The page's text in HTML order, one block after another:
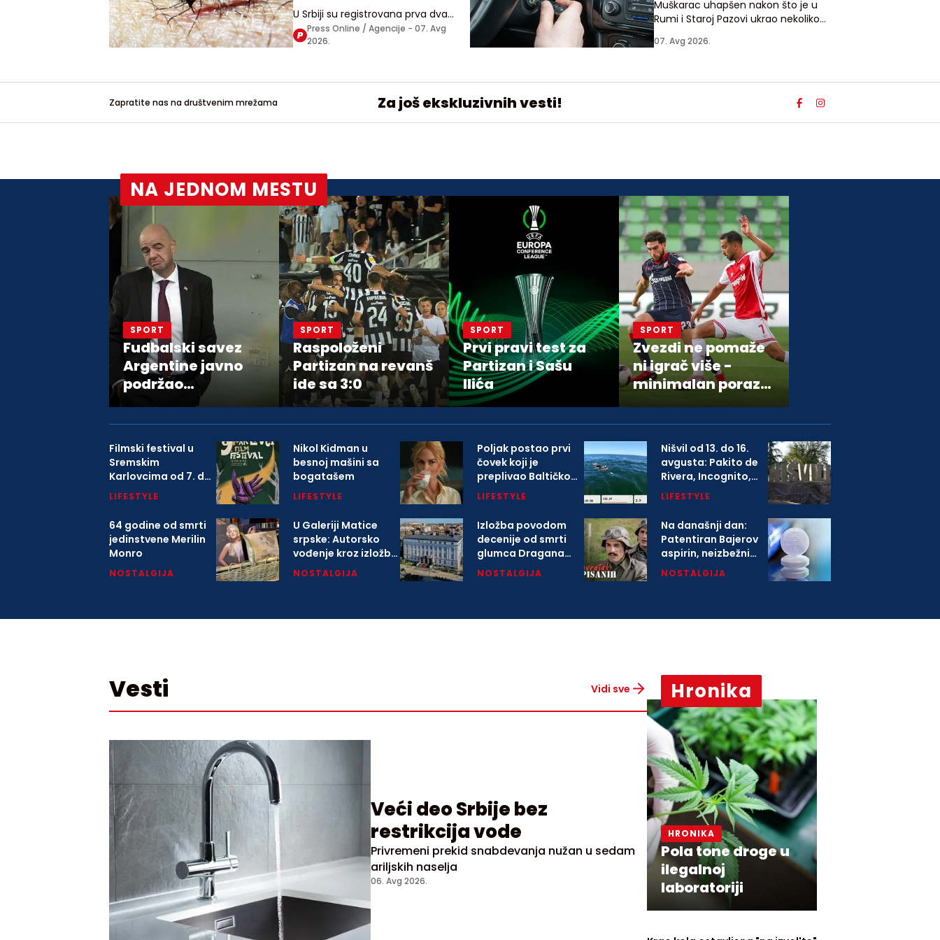
U Srbiji su registrovana prva dva
slučaja groznice Zapadnog Nila,
sezonskog oboljenja, koje se prenosi
Press Online / Agencije - 07. Avg
2026.
Muškarac uhapšen nakon što je u
Rumi i Staroj Pazovi ukrao nekoliko
ključeve u bravi automobila
07. Avg 2026.
Zapratite nas na društvenim mrežama Za još ekskluzivnih vesti!
NA JEDNOM MESTU
SPORT
Fudbalski savez
Argentine javno
podržao
predsednika FIFA
Đanija Infantina
SPORT
Raspoloženi
Partizan na revanš
ide sa 3:0
SPORT
Prvi pravi test za
Partizan i Sašu
Ilića
SPORT
Zvezdi ne pomaže
ni igrač više -
minimalan poraz
od Hapoela
Filmski festival u
Sremskim
Karlovcima od 7. do
9. avgusta
LIFESTYLE
Nikol Kidman u
besnoj mašini sa
bogatašem
LIFESTYLE
Poljak postao prvi
čovek koji je
preplivao Baltičko
more
LIFESTYLE
Nišvil od 13. do 16.
avgusta: Pakito de
Rivera, Incognito,
Boney M i više od
festivalu
LIFESTYLE
64 godine od smrti
jedinstvene Merilin
Monro
NOSTALGIJA
U Galeriji Matice
srpske: Autorsko
vođenje kroz izložbu
o Karlovačkoj
NOSTALGIJA
Izložba povodom
decenije od smrti
glumca Dragana
Nikolića
NOSTALGIJA
Na današnji dan:
Patentiran Bajerov
aspirin, neizbežni
deo svih kućnih
NOSTALGIJA
Vesti Vidi sve
Veći deo Srbije bez
restrikcija vode
Privremeni prekid snabdevanja nužan u sedam
ariljskih naselja
06. Avg 2026.
Hronika
HRONIKA
Pola tone droge u
ilegalnoj
laboratoriji